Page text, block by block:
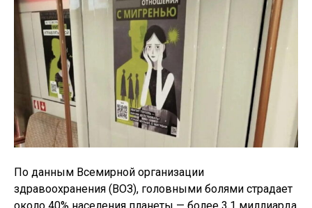
По данным Всемирной организации
здравоохранения (ВОЗ), головными болями страдает